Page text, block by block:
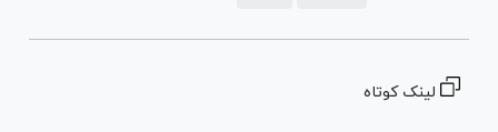
لینک کوتاه